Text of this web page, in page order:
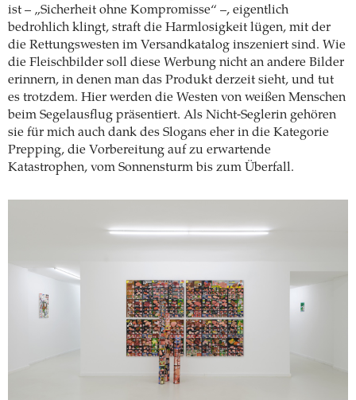
ist – „Sicherheit ohne Kompromisse“ –, eigentlich
bedrohlich klingt, straft die Harmlosigkeit lügen, mit der
die Rettungswesten im Versandkatalog inszeniert sind. Wie
die Fleischbilder soll diese Werbung nicht an andere Bilder
erinnern, in denen man das Produkt derzeit sieht, und tut
es trotzdem. Hier werden die Westen von weißen Menschen
beim Segelausflug präsentiert. Als Nicht-Seglerin gehören
sie für mich auch dank des Slogans eher in die Kategorie
Prepping, die Vorbereitung auf zu erwartende
Katastrophen, vom Sonnensturm bis zum Überfall.